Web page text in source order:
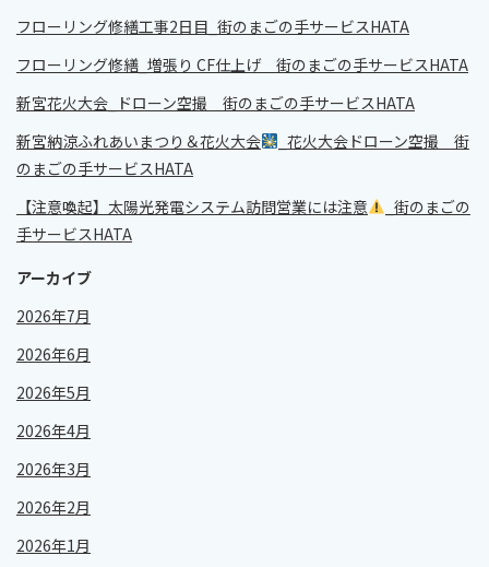
フローリング修繕工事2日目_街のまごの手サービスHATA
フローリング修繕_増張り CF仕上げ 街のまごの手サービスHATA
新宮花火大会_ドローン空撮 街のまごの手サービスHATA
新宮納涼ふれあいまつり＆花火大会
_花火大会ドローン空撮 街
のまごの手サービスHATA
【注意喚起】太陽光発電システム訪問営業には注意
_街のまごの
手サービスHATA
アーカイブ
2026年7月
2026年6月
2026年5月
2026年4月
2026年3月
2026年2月
2026年1月